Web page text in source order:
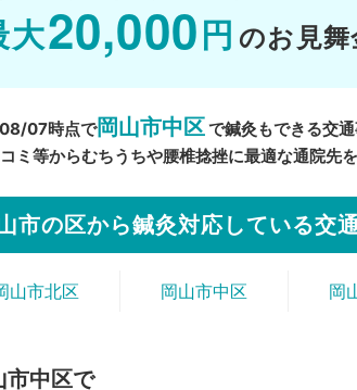
大20,000 円 のお見舞
07時点で岡山市中区で鍼灸もできる交
ミ等からむちうちや腰椎捻挫に最適な通院先
市の区から鍼灸対応している交
山市北区 岡山市中区 岡
市中区で